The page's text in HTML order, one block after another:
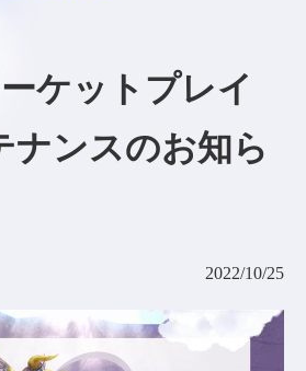
ーケットプレイ
ナンスのお知ら
2022/10/25